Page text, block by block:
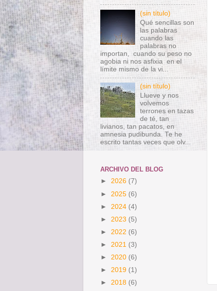
(sin título)
Qué sencillas son
las palabras
cuando las
palabras no
importan, cuando su peso no
agobia ni nos asfixia en el
límite mismo de la vi...
(sin título)
Llueve y nos
volvemos
terrones en tazas
de té, tan
livianos, tan pacatos, en
amnesia pudibunda. Te he
escrito tantas veces que olv...
ARCHIVO DEL BLOG
► 2026 (7)
► 2025 (6)
► 2024 (4)
► 2023 (5)
► 2022 (6)
► 2021 (3)
► 2020 (6)
► 2019 (1)
► 2018 (6)